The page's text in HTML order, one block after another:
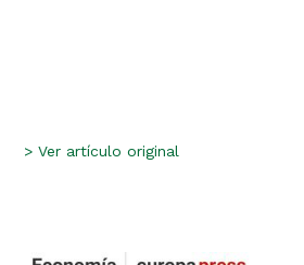
> Ver artículo original